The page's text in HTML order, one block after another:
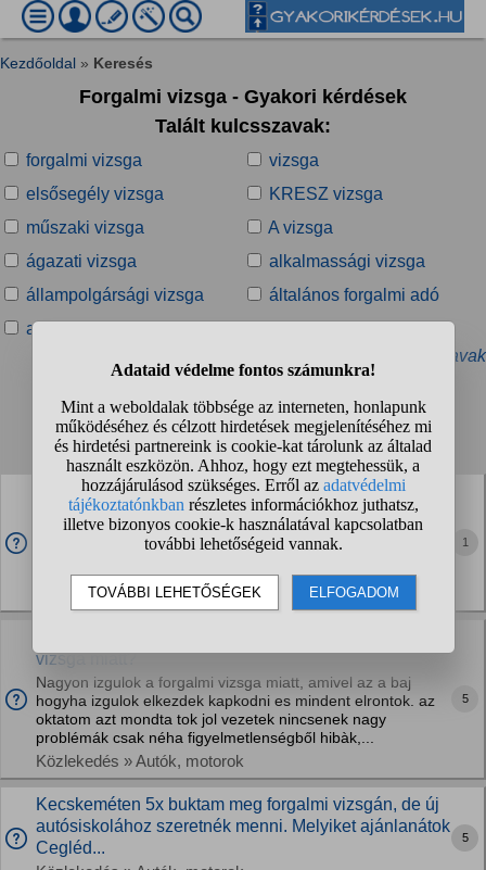
Kezdőoldal » Keresés
Forgalmi vizsga - Gyakori kérdések
Talált kulcsszavak:
forgalmi vizsga
vizsga
elsősegély vizsga
KRESZ vizsga
műszaki vizsga
A vizsga
ágazati vizsga
alkalmassági vizsga
állampolgársági vizsga
általános forgalmi adó
angol vizsga
» További kapcsolódó kulcsszavak
Talált kérdések:
1 2 3 4 ... ❯ ❯❯
Cegléd forgalmi vizsga tapasztalat esetleg valakinek?
Még nem voltam vizsgázni, 46 óránál tartok jelenleg még
tervezek felvenni ezen felül 24 órát. Nektek mi a Ceglédi
forgalmi vizsgabiztosokkal a tapasztalatotok? Ez már nekem
a 3. Autós iskola és a 4....
Közlekedés » Egyéb kérdések
1
vizsga miatt?
Nagyon izgulok a forgalmi vizsga miatt, amivel az a baj
hogyha izgulok elkezdek kapkodni es mindent elrontok. az
oktatom azt mondta tok jol vezetek nincsenek nagy
problémák csak néha figyelmetlenségből hibàk,...
Közlekedés » Autók, motorok
5
Kecskeméten 5x buktam meg forgalmi vizsgán, de új
autósiskolához szeretnék menni. Melyiket ajánlanátok
Cegléd...
5